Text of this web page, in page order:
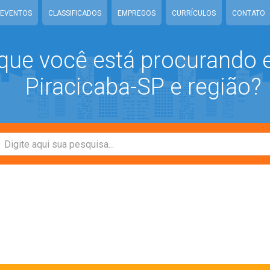
EVENTOS CLASSIFICADOS EMPREGOS CURRÍCULOS CONTATO
você está procurando
Piracicaba-SP e região?